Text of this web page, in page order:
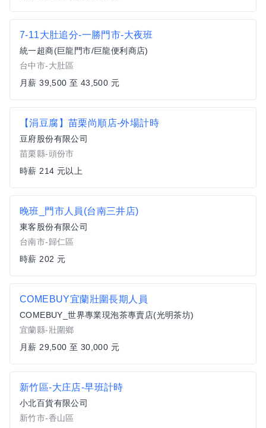
7-11大肚追分-一勝門市-大夜班
統一超商(巨龍門市/巨龍便利商店)
台中市-大肚區
月薪 39,500 至 43,500 元
【涓豆腐】苗栗尚順店-外場計時
豆府股份有限公司
苗栗縣-頭份市
時薪 214 元以上
晚班_門市人員(台南三井店)
東客股份有限公司
台南市-歸仁區
時薪 202 元
COMEBUY宜蘭壯圍長期人員
COMEBUY_世界專業現泡茶專賣店(光明茶坊)
宜蘭縣-壯圍鄉
月薪 29,500 至 30,000 元
新竹區-大庄店-早班計時
小北百貨有限公司
新竹市-香山區